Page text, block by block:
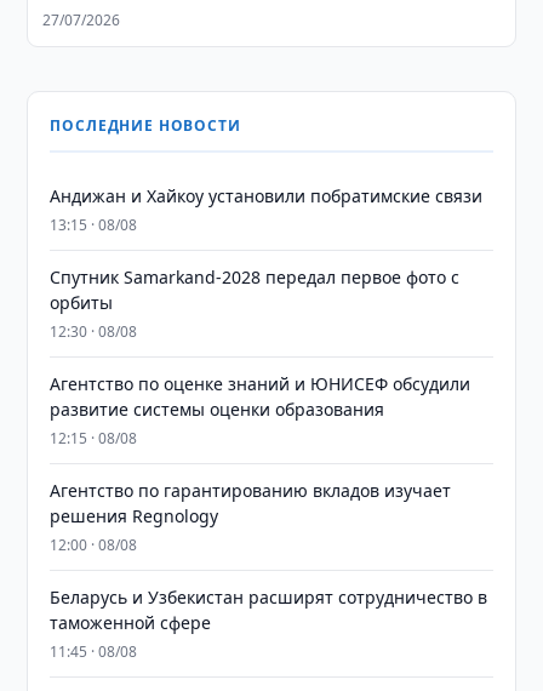
27/07/2026
ПОСЛЕДНИЕ НОВОСТИ
Андижан и Хайкоу установили побратимские связи
13:15 · 08/08
Спутник Samarkand-2028 передал первое фото с
орбиты
12:30 · 08/08
Агентство по оценке знаний и ЮНИСЕФ обсудили
развитие системы оценки образования
12:15 · 08/08
Агентство по гарантированию вкладов изучает
решения Regnology
12:00 · 08/08
Беларусь и Узбекистан расширят сотрудничество в
таможенной сфере
11:45 · 08/08